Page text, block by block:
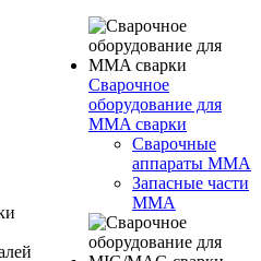
Сварочное
оборудование для
MMA сварки
Сварочные
аппараты MMA
Запасные части
MMA